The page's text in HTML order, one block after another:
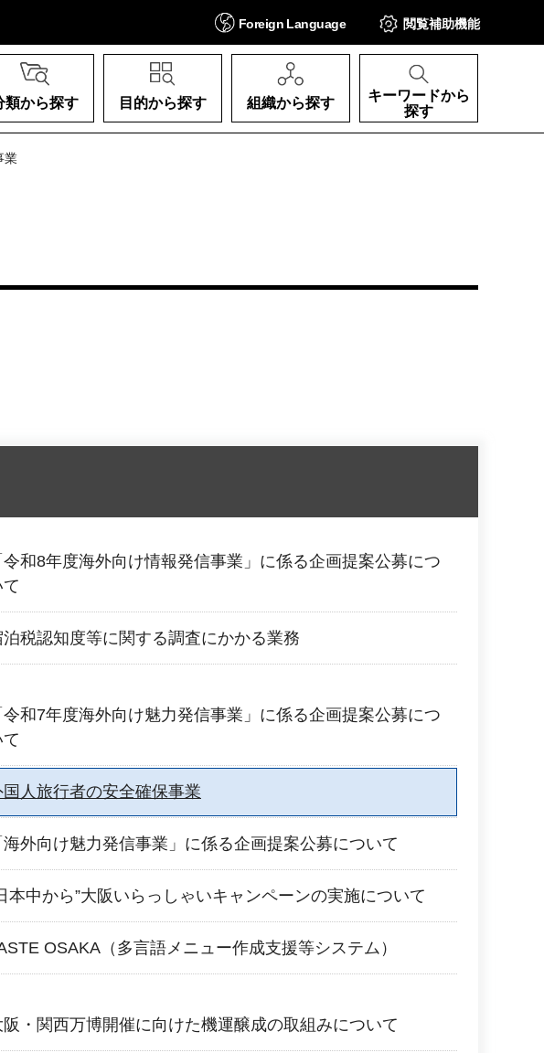
Foreign Language 閲覧補助機能
類から探す 目的から探す 組織から探す
キーワードから
探す
業
令和8年度海外向け情報発信事業」に係る企画提案公募につ
て
泊税認知度等に関する調査にかかる業務
令和7年度海外向け魅力発信事業」に係る企画提案公募につ
て
国人旅行者の安全確保事業
海外向け魅力発信事業」に係る企画提案公募について
本中から”大阪いらっしゃいキャンペーンの実施について
OSAKA（多言語メニュー作成支援等システム）
阪・関西万博開催に向けた機運醸成の取組みについて